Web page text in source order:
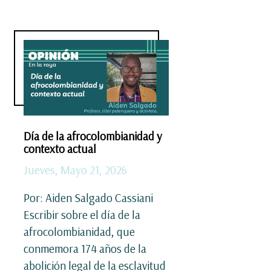
Día de la afrocolombianidad y
contexto actual
Jueves, Mayo 21, 2026
Por: Aiden Salgado Cassiani
Escribir sobre el día de la
afrocolombianidad, que
conmemora 174 años de la
abolición legal de la esclavitud